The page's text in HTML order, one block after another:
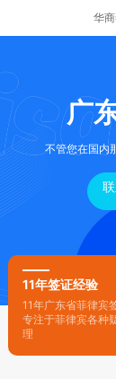
华
广
不管您在国内
11年签证经验
11年广东省菲律宾
专注于菲律宾各种
理